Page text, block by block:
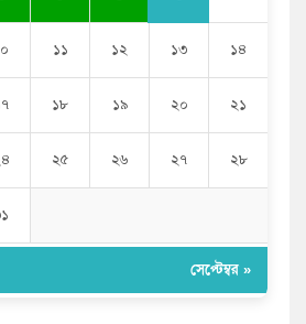
১১ ১২ ১৩ ১৪
১৮ ১৯ ২০ ২১
২৫ ২৬ ২৭ ২৮
সেপ্টেম্বর »